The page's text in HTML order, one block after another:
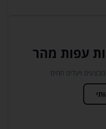
עפות מהר
ויעדים חמים